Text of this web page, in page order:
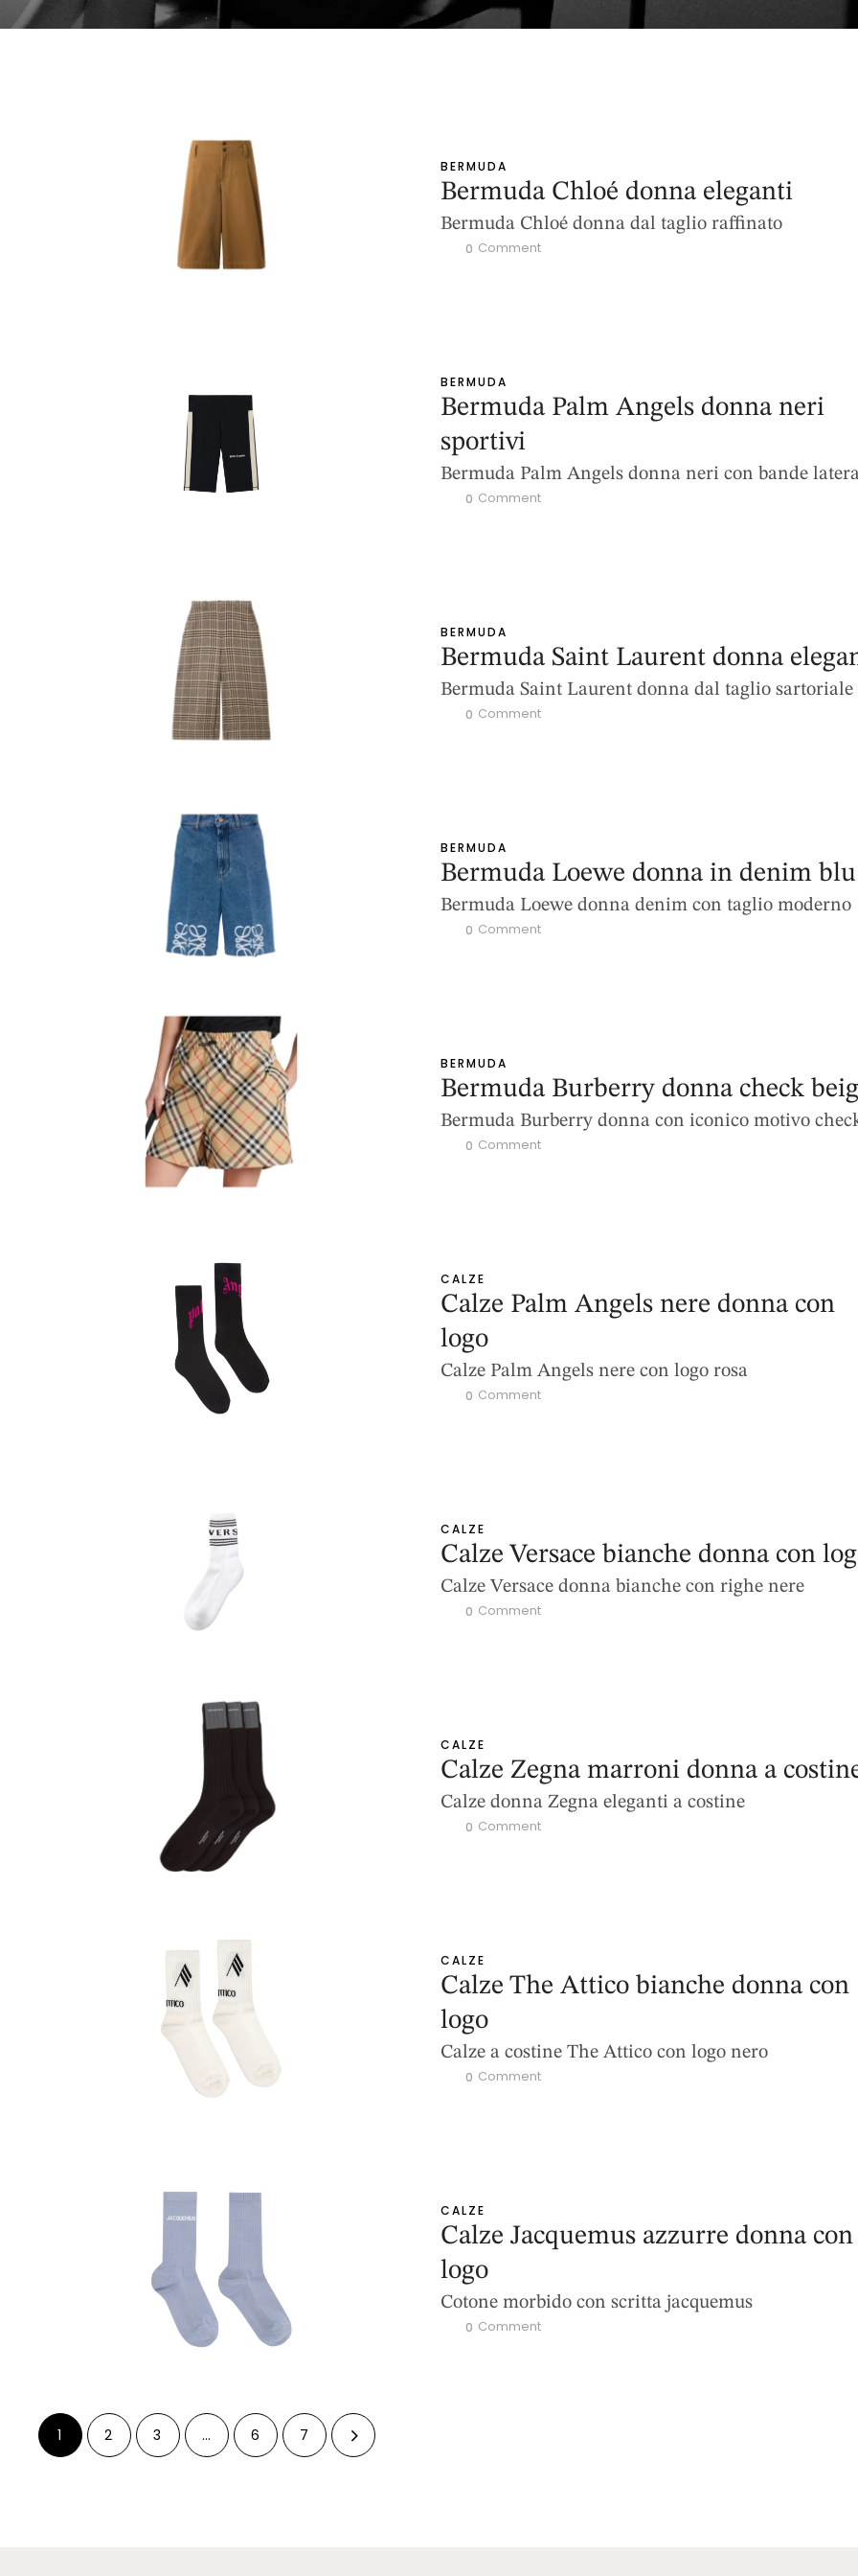
BERMUDA
Bermuda Chloé donna eleganti
Bermuda Chloé donna dal taglio raffinato
0 Comment
BERMUDA
Bermuda Palm Angels donna neri
sportivi
Bermuda Palm Angels donna neri con bande
0 Comment
BERMUDA
Bermuda Saint Laurent donna
Bermuda Saint Laurent donna dal taglio sartoriale
0 Comment
BERMUDA
Bermuda Loewe donna in denim blu
Bermuda Loewe donna denim con taglio moderno
0 Comment
BERMUDA
Bermuda Burberry donna check
Bermuda Burberry donna con iconico motivo
0 Comment
CALZE
Calze Palm Angels nere donna con
logo
Calze Palm Angels nere con logo rosa
0 Comment
CALZE
Calze Versace bianche donna con
Calze Versace donna bianche con righe nere
0 Comment
CALZE
Calze Zegna marroni donna a
Calze donna Zegna eleganti a costine
0 Comment
CALZE
Calze The Attico bianche donna con
logo
Calze a costine The Attico con logo nero
0 Comment
CALZE
Calze Jacquemus azzurre donna con
logo
Cotone morbido con scritta jacquemus
0 Comment
1 2 3 … 6 7